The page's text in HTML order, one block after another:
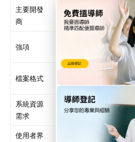
主要開發
商
Bentley Systems
強項
巨型工程、基礎設
施、BIM/GIS整合
檔案格式
DGN（主格式）、支
援DWG/DXF
系統資源
需求
相對適中，適合大型
項目
使用者界
偏向工程專案專業優